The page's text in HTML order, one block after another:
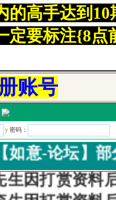
的高手达到
定要标注{8
账号
y 密码：
论坛】部分粉
生因打赏资料
生因打赏资料
生因打赏资料
生因打赏资料
生因打赏资料
生因打赏资料
姐因打赏资料
生因打赏资料
生因打赏资料